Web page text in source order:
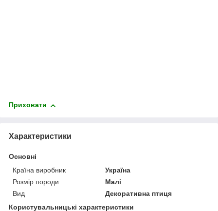
Приховати
Характеристики
Основні
Країна виробник
Україна
Розмір породи
Малі
Вид
Декоративна птиця
Користувальницькі характеристики